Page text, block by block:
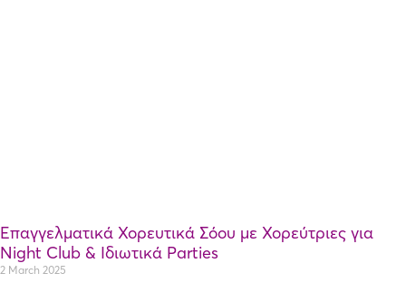
Επαγγελματικά Χορευτικά Σόου με Χορεύτριες για
Night Club & Ιδιωτικά Parties
2 March 2025